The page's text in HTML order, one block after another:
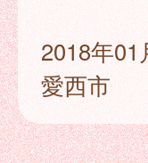
2018年01
愛西市